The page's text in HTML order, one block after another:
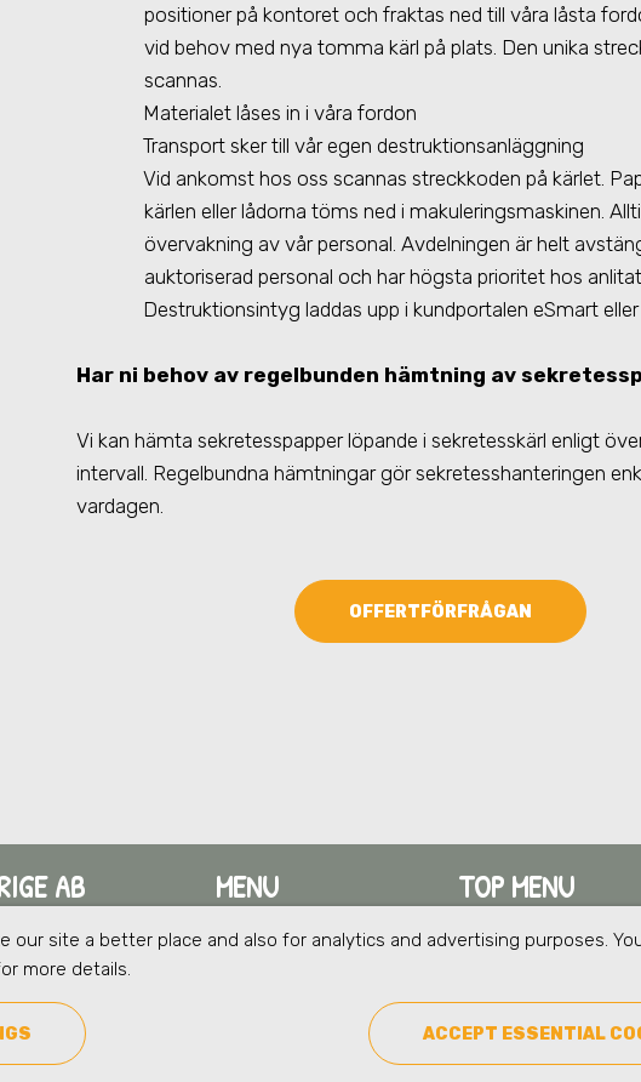
positioner på kontoret och fraktas ned till våra låsta
vid behov med nya tomma kärl på plats. Den unika
scannas.
Materialet låses in i våra fordon
Transport sker till vår egen destruktionsanläggning
Vid ankomst hos oss scannas streckkoden på kärlet.
kärlen eller lådorna töms ned i makuleringsmaskinen.
övervakning av vår personal. Avdelningen är helt
auktoriserad personal och har högsta prioritet hos
Destruktionsintyg laddas upp i kundportalen eSmart
Har ni behov av regelbunden hämtning av
Vi kan hämta sekretesspapper löpande i sekretesskärl enligt
intervall. Regelbundna hämtningar gör sekretesshanteringen
vardagen.
OFFERTFÖRFRÅGAN
AB MENU TOP MENU
KONTAKT keyboard_arrow_up
our site a better place and also for analytics and advertising purposes.
more details.
ACCEPT ESSENTIAL